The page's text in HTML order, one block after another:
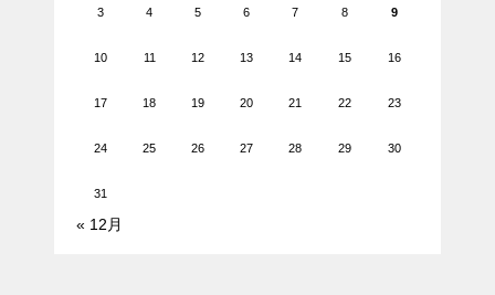
3 4 5 6 7 8 9
10 11 12 13 14 15 16
17 18 19 20 21 22 23
24 25 26 27 28 29 30
31
« 12月